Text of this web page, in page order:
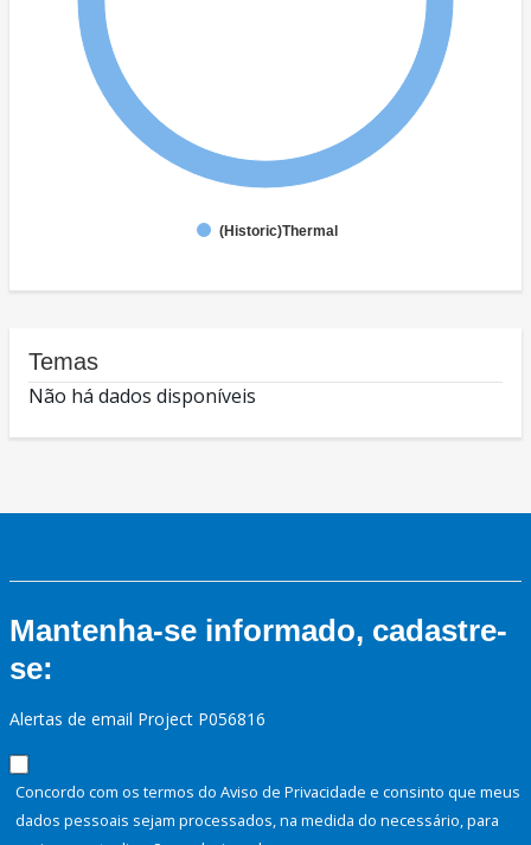
(Historic)Thermal
Temas
Não há dados disponíveis
Mantenha-se informado, cadastre-
se:
Alertas de email Project P056816
Concordo com os termos do Aviso de Privacidade e consinto que meus
dados pessoais sejam processados, na medida do necessário, para